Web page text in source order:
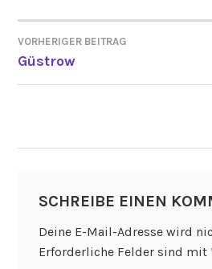
VORHERIGER BEITRAG
Güstrow
SCHREIBE EINEN
Deine E-Mail-Adresse wird
Erforderliche Felder sind mit